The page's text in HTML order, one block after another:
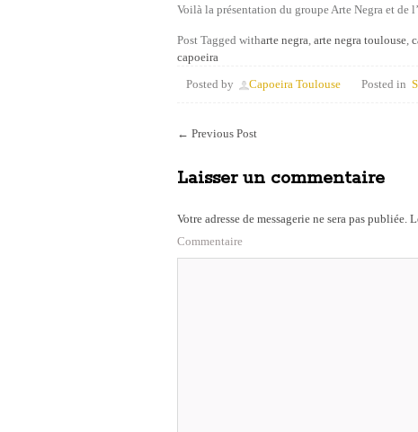
Voilà la présentation du groupe Arte Negra et de
Post Tagged witharte negra, arte negra toulouse,
capoeira
Posted by
Capoeira Toulouse Posted in
← Previous Post
Laisser un commentaire
Votre adresse de messagerie ne sera pas publiée.
Commentaire